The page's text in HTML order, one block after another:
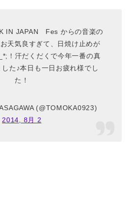
IN JAPAN Fes からの音楽の
天気良すぎて、日焼け止めが
！汗だくだくで今年一番の真
た♪本日も一日お疲れ様でし
た！
(@TOMOKA0923)
2014, 8月 2